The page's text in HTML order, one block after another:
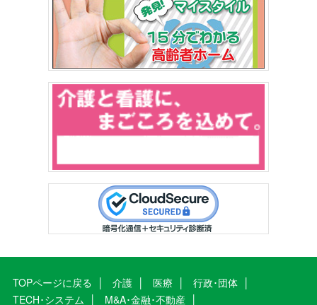
TOPページに戻る 介護 医療
行政･団体
TECH･システム
M&A･金融･不動産